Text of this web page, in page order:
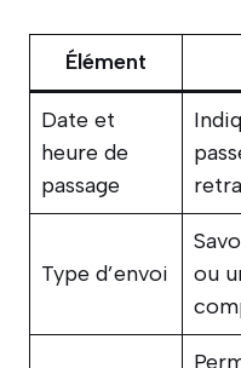
Élément
Date et
heure de
passage
Type d’envoi
ou